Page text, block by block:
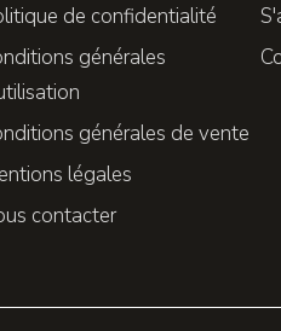
de confidentialité
générales
générales de vente
légales
contacter